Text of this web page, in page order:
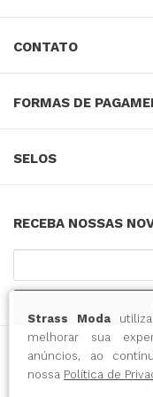
Strass Modautiliza
melhorar sua
anúncios, ao
nossa Política de
CONTATO
FORMAS DE
SELOS
RECEBA NOSSAS
INTENSE